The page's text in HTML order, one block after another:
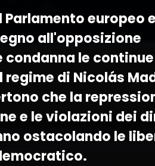
Parlamento europeo
all'opposizione
condanna le
di Nicolás
che la
e le violazioni dei
ostacolando le